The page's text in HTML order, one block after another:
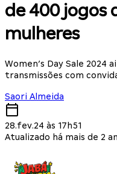
de 400 jogos
mulheres
Women’s Day Sale 2024
transmissões com
Saori Almeida
28.fev.24 às 17h51
Atualizado há mais de 2